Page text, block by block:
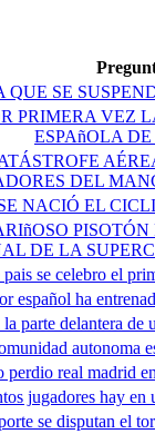
SE
PRIMERA
ESPAñOLA
DEL
NACIÓ EL
DE LA
pais se celebro el
español ha
la parte delantera de
autonoma
perdio real madrid
jugadores hay en
se disputan el